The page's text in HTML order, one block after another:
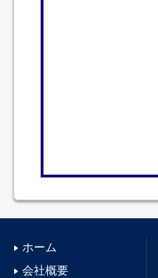
ホーム
会社概要